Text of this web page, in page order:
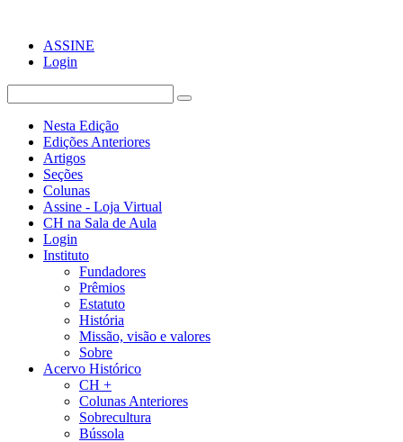
ASSINE
Login
Nesta Edição
Edições Anteriores
Artigos
Seções
Colunas
Assine - Loja Virtual
CH na Sala de Aula
Login
Instituto
Fundadores
Prêmios
Estatuto
História
Missão, visão e valores
Sobre
Acervo Histórico
CH +
Colunas Anteriores
Sobrecultura
Bússola